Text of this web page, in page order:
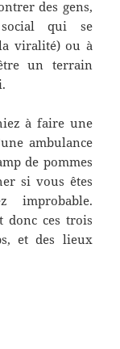
des gens,
qui se
viralité) ou à
un terrain
à faire une
ambulance
de pommes
si vous êtes
improbable.
donc ces trois
et des lieux